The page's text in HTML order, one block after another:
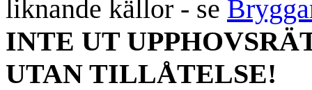
liknande källor - se
INTE UT
UTAN TILLÅTELSE!